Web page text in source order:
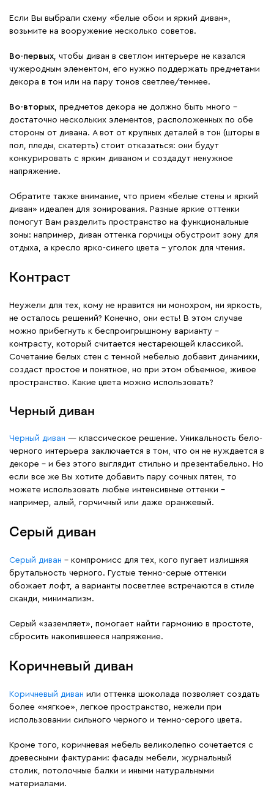
Если Вы выбрали схему «белые обои и яркий диван»,
возьмите на вооружение несколько советов.
Во-первых, чтобы диван в светлом интерьере не казался
чужеродным элементом, его нужно поддержать предметами
декора в тон или на пару тонов светлее/темнее.
Во-вторых, предметов декора не должно быть много –
достаточно нескольких элементов, расположенных по обе
стороны от дивана. А вот от крупных деталей в тон (шторы в
пол, пледы, скатерть) стоит отказаться: они будут
конкурировать с ярким диваном и создадут ненужное
напряжение.
Обратите также внимание, что прием «белые стены и яркий
диван» идеален для зонирования. Разные яркие оттенки
помогут Вам разделить пространство на функциональные
зоны: например, диван оттенка горчицы обустроит зону для
отдыха, а кресло ярко-синего цвета – уголок для чтения.
Контраст
Неужели для тех, кому не нравится ни монохром, ни яркость,
не осталось решений? Конечно, они есть! В этом случае
можно прибегнуть к беспроигрышному варианту –
контрасту, который считается нестареющей классикой.
Сочетание белых стен с темной мебелью добавит динамики,
создаст простое и понятное, но при этом объемное, живое
пространство. Какие цвета можно использовать?
Черный диван
Черный диван — классическое решение. Уникальность бело-
черного интерьера заключается в том, что он не нуждается в
декоре – и без этого выглядит стильно и презентабельно. Но
если все же Вы хотите добавить пару сочных пятен, то
можете использовать любые интенсивные оттенки –
например, алый, горчичный или даже оранжевый.
Серый диван
Серый диван – компромисс для тех, кого пугает излишняя
брутальность черного. Густые темно-серые оттенки
обожает лофт, а варианты посветлее встречаются в стиле
сканди, минимализм.
Серый «заземляет», помогает найти гармонию в простоте,
сбросить накопившееся напряжение.
Коричневый диван
Коричневый диван или оттенка шоколада позволяет создать
более «мягкое», легкое пространство, нежели при
использовании сильного черного и темно-серого цвета.
Кроме того, коричневая мебель великолепно сочетается с
древесными фактурами: фасады мебели, журнальный
столик, потолочные балки и иными натуральными
материалами.